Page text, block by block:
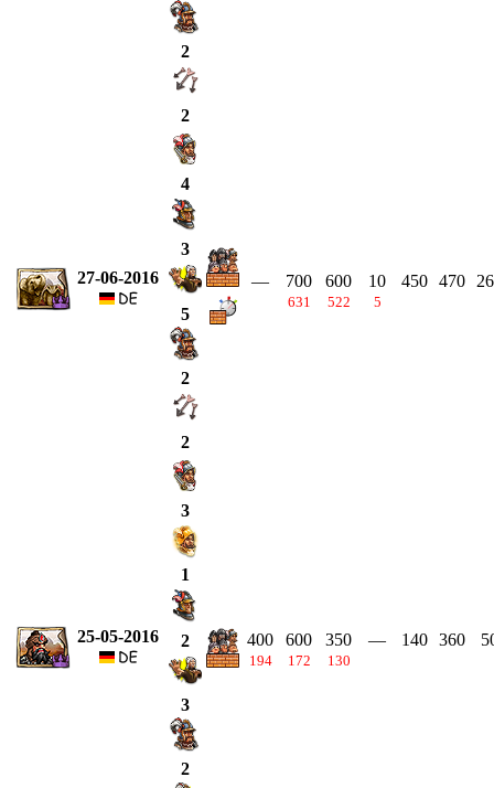
2
2
27-06-2016
4
3
5
2
2
— 700
631
600
522
10
5
450 470
25-05-2016
3
1
2
3
2
400
194
600
172
350
130
— 140 360